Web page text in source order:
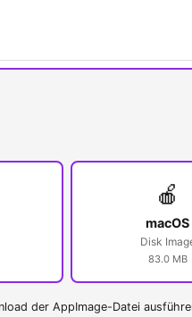
🍎
macOS
Disk
83.0 MB
der AppImage-Datei